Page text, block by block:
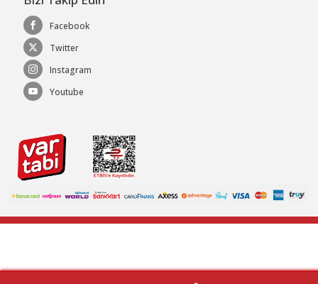
Facebook
Twitter
Instagram
Youtube